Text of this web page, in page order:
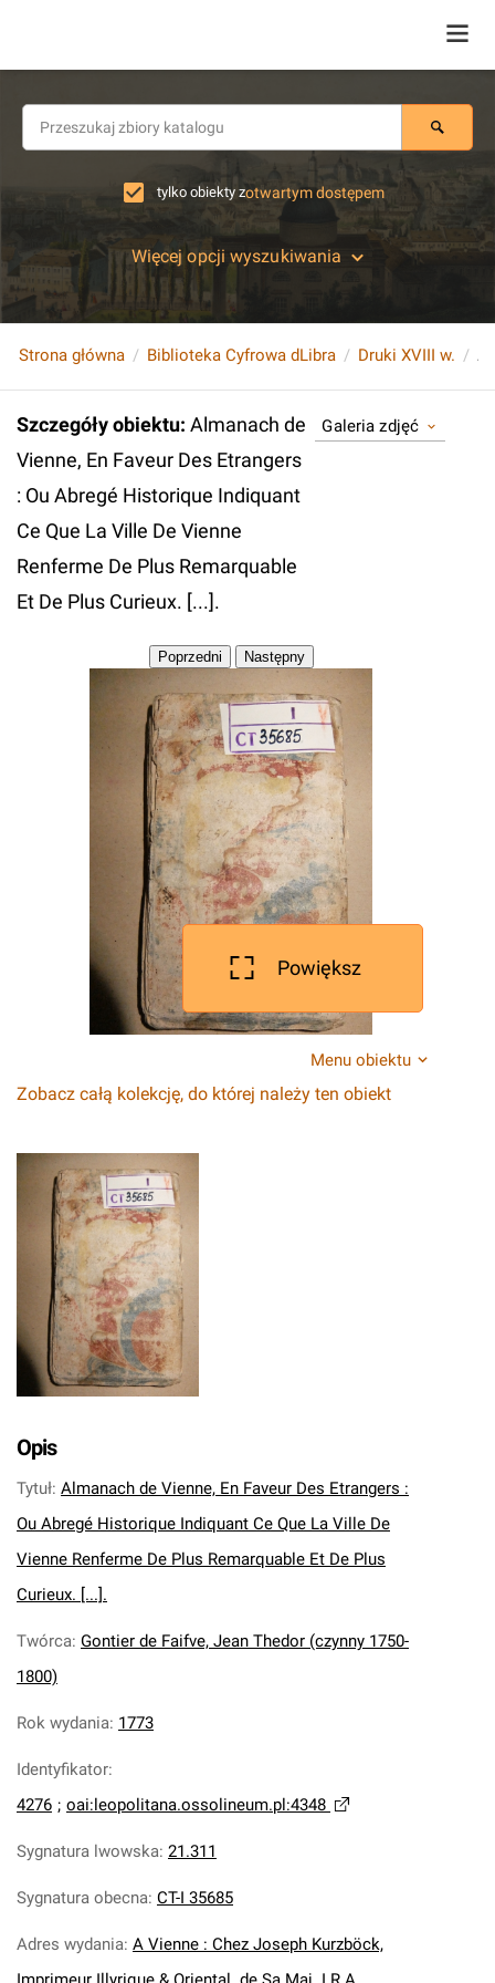
tylko obiekty zotwartym dostępem
Więcej opcji wyszukiwania
Strona główna Biblioteka Cyfrowa dLibra Druki XVIII w.
Szczegóły obiektu: Almanach de
Vienne, En Faveur Des Etrangers
: Ou Abregé Historique Indiquant
Ce Que La Ville De Vienne
Renferme De Plus Remarquable
Et De Plus Curieux. [...].
Galeria zdjęć
Powiększ
Menu obiektu
Zobacz całą kolekcję, do której należy ten obiekt
Opis
Tytuł: Almanach de Vienne, En Faveur Des Etrangers :
Ou Abregé Historique Indiquant Ce Que La Ville De
Vienne Renferme De Plus Remarquable Et De Plus
Curieux. [...].
Twórca: Gontier de Faifve, Jean Thedor (czynny 1750-
1800)
Rok wydania: 1773
Identyfikator:
4276 ; oai:leopolitana.ossolineum.pl:4348
Sygnatura lwowska: 21.311
Sygnatura obecna: CT-I 35685
Adres wydania: A Vienne : Chez Joseph Kurzböck,